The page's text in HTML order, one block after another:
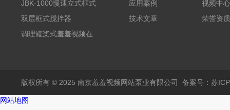
羞羞视频在线下载
JBK-1000慢速立式框式
羞羞视频在线下载
双层框式搅拌器
调理罐桨式羞羞视频在
应用案例
技术文章
视频中心
荣誉资质
版权所有 © 2025 南京羞羞视频网站泵业有限公司 备案号：苏
网站地图